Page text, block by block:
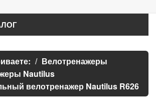
Велотренажеры
Nautilus
велотренажер Nautilus R626